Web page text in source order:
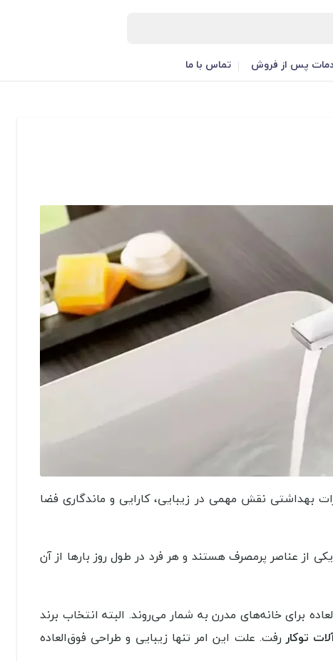
پس از فروش تماس با ما
بهداشتی نقش مهمی در زیبایی، کارایی و ماندگاری فضا
از عناصر پرمصرف هستند و هر فرد در طول روز بارها از آن
برای خانه‌های مدرن به شمار می‌روند. البته انتخاب برند
توکاررفت. علت این امر تنها زیبایی و طراحی فوق‌العاده
شیر مرکزی روشویی KWC
10,180,000
مشاهده بیشتر
شیر دوش توکار شودر مدل مارینو طلا تیپ 1
تومان